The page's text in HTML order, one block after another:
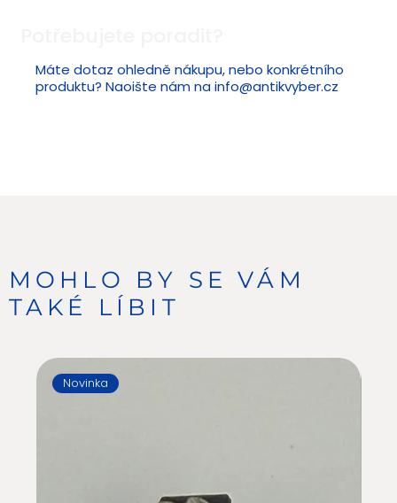
Máte dotaz ohledně nákupu, nebo konkrétního
produktu? Naoište nám nainfo@antikvyber.cz
Novinka
MOHLO BY SE VÁM
TAKÉ LÍBIT